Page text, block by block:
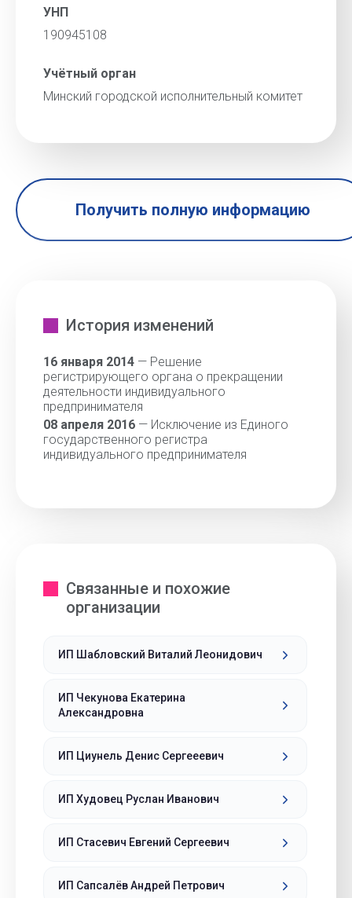
УНП
190945108
Учётный орган
Минский городской исполнительный комитет
Получить полную информацию
История изменений
16 января 2014 — Решение
регистрирующего органа о прекращении
деятельности индивидуального
предпринимателя
08 апреля 2016 — Исключение из Единого
государственного регистра
индивидуального предпринимателя
Связанные и похожие
организации
ИП Шабловский Виталий Леонидович
ИП Чекунова Екатерина
Александровна
ИП Циунель Денис Сергееевич
ИП Худовец Руслан Иванович
ИП Стасевич Евгений Сергеевич
ИП Сапсалёв Андрей Петрович